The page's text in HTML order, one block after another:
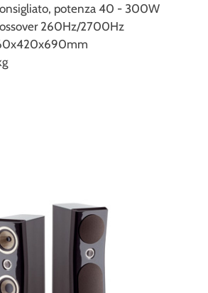
potenza 40 - 300W
260Hz/2700Hz